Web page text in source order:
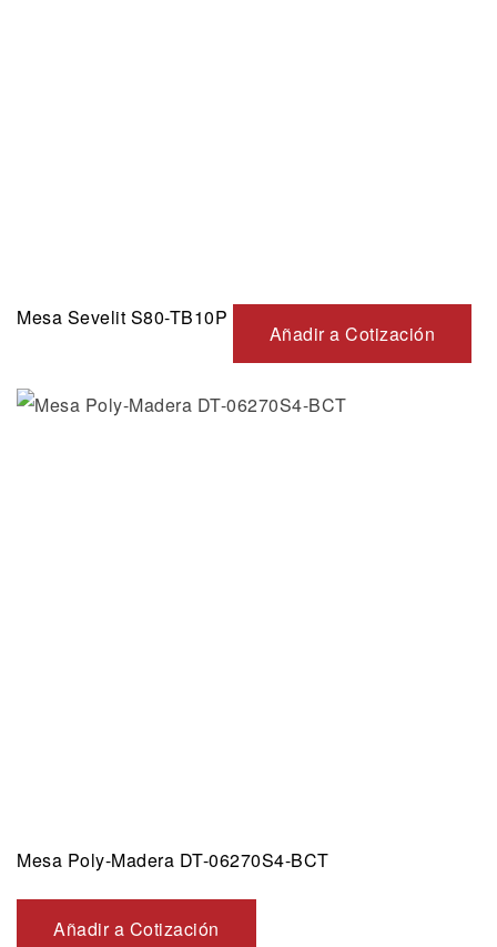
Mesa Sevelit S80-TB10P
Añadir a Cotización
Mesa Poly-Madera DT-06270S4-BCT
Añadir a Cotización